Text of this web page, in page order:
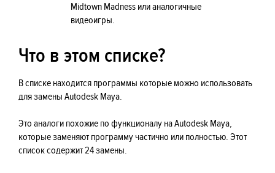
Midtown Madness или аналогичные
видеоигры.
Что в этом списке?
В списке находится программы которые можно использовать
для замены Autodesk Maya.
Это аналоги похожие по функционалу на Autodesk Maya,
которые заменяют программу частично или полностью. Этот
список содержит 24 замены.